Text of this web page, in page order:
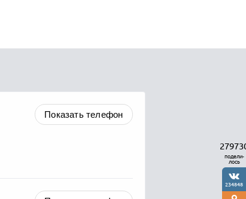
Показать телефон
подели-
лось
234848